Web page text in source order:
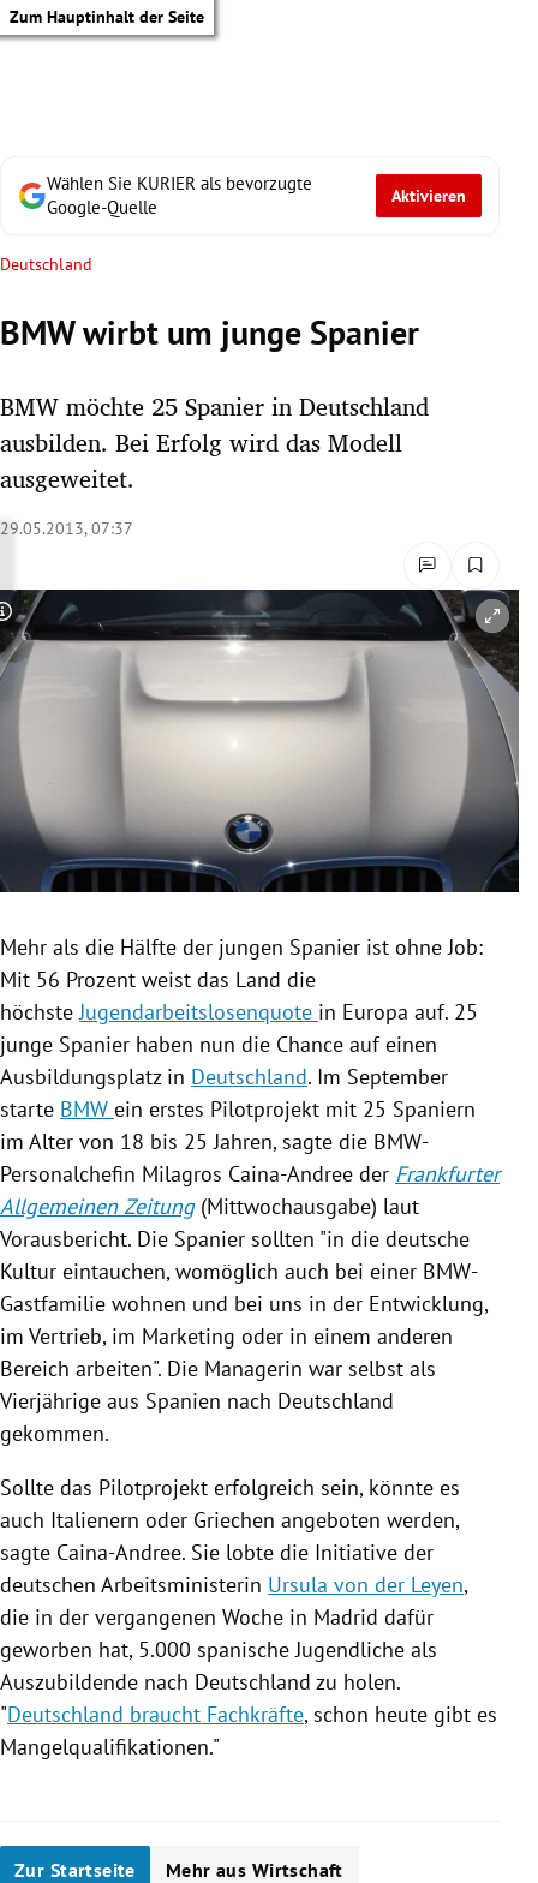
Zum Hauptinhalt der Seite
Untermenü
Untermenü
Untermenü
Untermenü
Untermenü
Untermenü
Wählen Sie KURIER als bevorzugte
Google-Quelle
Aktivieren
Deutschland
BMW wirbt um junge Spanier
BMW möchte 25 Spanier in Deutschland
ausbilden. Bei Erfolg wird das Modell
ausgeweitet.
29.05.2013, 07:37
Copyright-Hinweis öffnen/schließen
Mehr als die Hälfte der jungen Spanier ist ohne Job:
Mit 56 Prozent weist das Land die
höchsteJugendarbeitslosenquote in Europa auf. 25
junge Spanier haben nun die Chance auf einen
Ausbildungsplatz in Deutschland. Im September
starte BMW ein erstes Pilotprojekt mit 25 Spaniern
im Alter von 18 bis 25 Jahren, sagte die BMW-
Personalchefin Milagros Caina-Andree der Frankfurter
Allgemeinen Zeitung(Mittwochausgabe) laut
Vorausbericht. Die Spanier sollten "in die deutsche
Kultur eintauchen, womöglich auch bei einer BMW-
Gastfamilie wohnen und bei uns in der Entwicklung,
im Vertrieb, im Marketing oder in einem anderen
Bereich arbeiten". Die Managerin war selbst als
Vierjährige aus Spanien nach Deutschland
gekommen.
Sollte das Pilotprojekt erfolgreich sein, könnte es
auch Italienern oder Griechen angeboten werden,
sagte Caina-Andree. Sie lobte die Initiative der
deutschen Arbeitsministerin Ursula von der Leyen,
die in der vergangenen Woche in Madrid dafür
geworben hat, 5.000 spanische Jugendliche als
Auszubildende nach Deutschland zu holen.
"Deutschland braucht Fachkräfte, schon heute gibt es
Mangelqualifikationen."
Zur Startseite Mehr aus Wirtschaft